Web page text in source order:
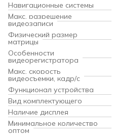
Навигационные системы
Макс. разрешение
видеозаписи
Физический размер
матрицы
Особенности
видеорегистратора
Макс. скорость
видеосъемки, кадр/с
Функционал устройства
Вид комплектующего
Наличие дисплея
Минимальное количество
оптом